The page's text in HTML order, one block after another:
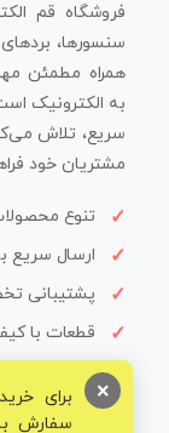
فروشگاه قم
سنسورها،
همراه مطمئن
به الکترونیک
سریع، تلاش
مشتریان خود
تنوع
ارسال سریع
پشتیبانی
قطعات با
برای
سفارش
×